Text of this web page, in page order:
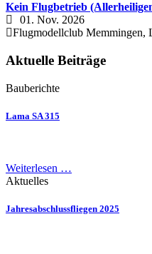
Kein Flugbetrieb
01. Nov. 2026
Flugmodellclub Memmingen,
Aktuelle Beiträge
Bauberichte
Lama SA 315
Weiterlesen …
Aktuelles
Jahresabschlussfliegen 2025